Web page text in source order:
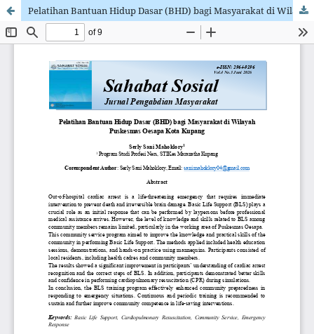
Pelatihan Bantuan Hidup Dasar (BHD) bagi Masyarakat di Wilayah Puskesmas Oesapa Kota Kupang